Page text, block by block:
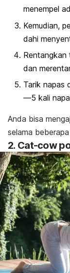
menempel
Kemudian,
dahi
Rentangkan
dan
Tarik napas
—5 kali
Anda bisa
selama
2. Cat-cow